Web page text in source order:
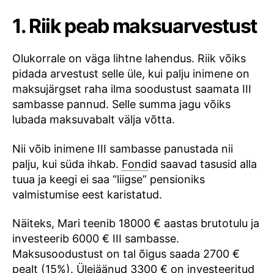
1. Riik peab maksuarvestust
Olukorrale on väga lihtne lahendus. Riik võiks
pidada arvestust selle üle, kui palju inimene on
maksujärgset raha ilma soodustust saamata III
sambasse pannud. Selle summa jagu võiks
lubada maksuvabalt välja võtta.
Nii võib inimene III sambasse panustada nii
palju, kui süda ihkab. Fondid saavad tasusid alla
tuua ja keegi ei saa “liigse” pensioniks
valmistumise eest karistatud.
Näiteks, Mari teenib 18000 € aastas brutotulu ja
investeerib 6000 € III sambasse.
Maksusoodustust on tal õigus saada 2700 €
pealt (15%). Ülejäänud 3300 € on investeeritud